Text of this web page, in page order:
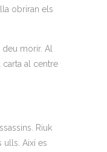
obriran els
deu morir. Al
carta al centre
Riuk
ulls. Així es